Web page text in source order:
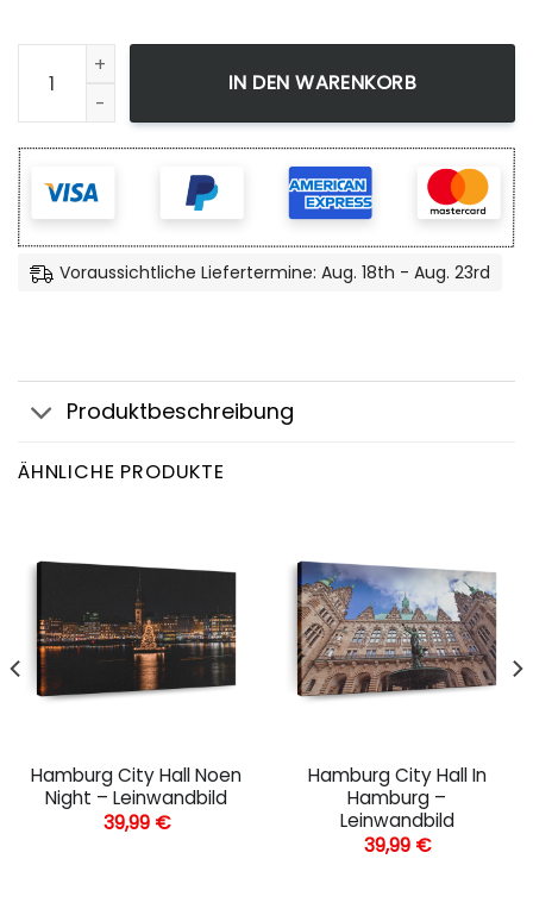
Speicherstadt In Hamburg - Leinwandbild Menge
IN DEN WARENKORB
Voraussichtliche Liefertermine: Aug. 18th - Aug. 23rd
Produktbeschreibung
ÄHNLICHE PRODUKTE
Hamburg City Hall Noen
Night – Leinwandbild
39,99 €
Hamburg City Hall In
Hamburg –
Leinwandbild
39,99 €